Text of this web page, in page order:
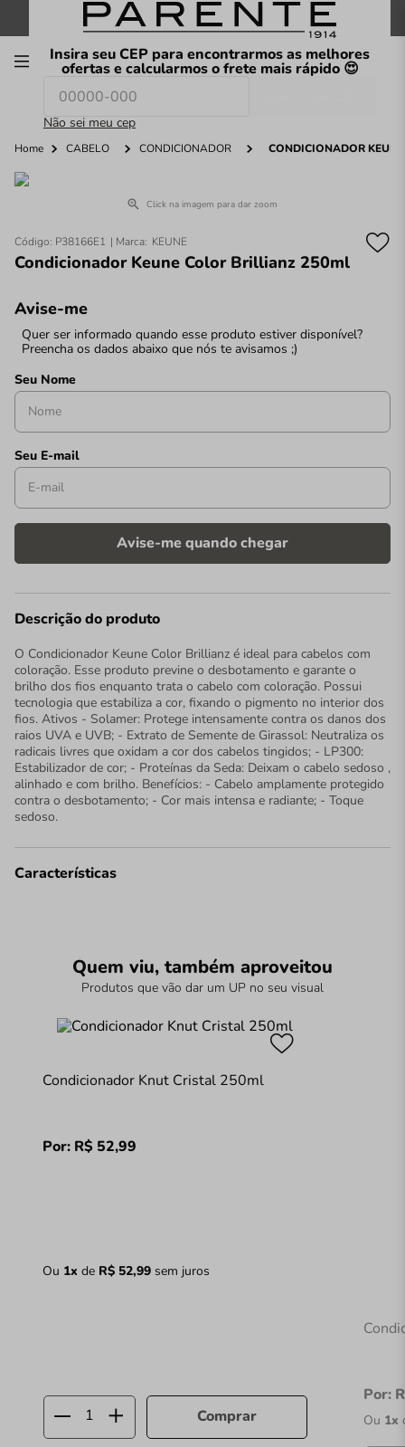
FRETE GRÁTIS nas compras a partir de R$199
Insira seu CEP para encontrarmos as melhores
ofertas e calcularmos o frete mais rápido 😍
Não sei meu cep
O que você procura hoje?
Home CABELO CONDICIONADOR CONDICIONADOR
Click na imagem para dar zoom
Código: P38166E1 KEUNE
Condicionador Keune Color Brillianz 250ml
Descrição do produto
O Condicionador Keune Color Brillianz é ideal para cabelos com
coloração. Esse produto previne o desbotamento e garante o
brilho dos fios enquanto trata o cabelo com coloração. Possui
tecnologia que estabiliza a cor, fixando o pigmento no interior dos
fios. Ativos - Solamer: Protege intensamente contra os danos dos
raios UVA e UVB; - Extrato de Semente de Girassol: Neutraliza os
radicais livres que oxidam a cor dos cabelos tingidos; - LP300:
Estabilizador de cor; - Proteínas da Seda: Deixam o cabelo sedoso ,
alinhado e com brilho. Benefícios: - Cabelo amplamente protegido
contra o desbotamento; - Cor mais intensa e radiante; - Toque
sedoso.
Características
Quem viu, também aproveitou
Produtos que vão dar um UP no seu visual
Condicionador Knut Cristal 250ml
Por: R$ 52,99
Ou 1x de R$ 52,99sem juros
Comprar
Por:
Ou 1x